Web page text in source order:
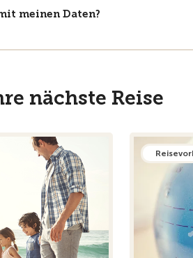
meinen Daten?
nächste Reise